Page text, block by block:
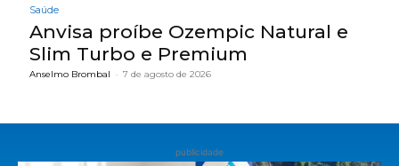
Saúde
Anvisa proíbe Ozempic Natural e
Slim Turbo e Premium
Anselmo Brombal - 7 de agosto de 2026
publicidade